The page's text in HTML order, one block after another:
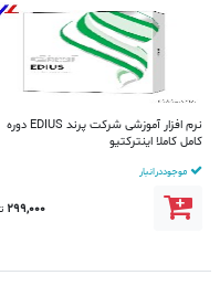
نرم افزار آموزشی شرکت پرند EDIUS دوره
کامل کاملا اینترکتیو
موجود در انبار
299,000